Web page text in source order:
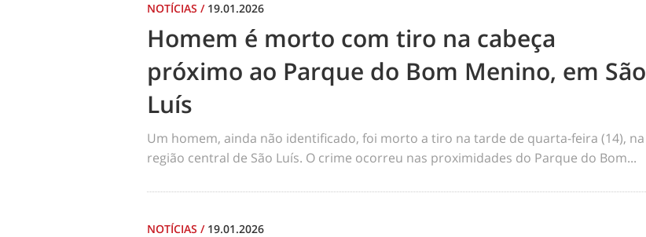
NOTÍCIAS / 19.01.2026
Homem é morto com tiro na cabeça
próximo ao Parque do Bom Menino, em São
Luís
Um homem, ainda não identificado, foi morto a tiro na tarde de quarta-feira (14), na
região central de São Luís. O crime ocorreu nas proximidades do Parque do Bom...
NOTÍCIAS / 19.01.2026